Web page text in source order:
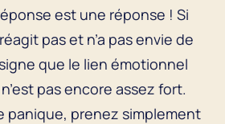
est une réponse ! Si
pas et n’a pas envie de
que le lien émotionnel
pas encore assez fort.
panique, prenez simplement